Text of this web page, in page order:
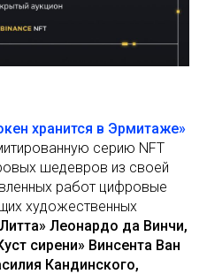
хранится в Эрмитаже»
серию NFT
шедевров из своей
работ цифровые
художественных
Леонардо да Винчи,
сирени» Винсента Ван
Кандинского,